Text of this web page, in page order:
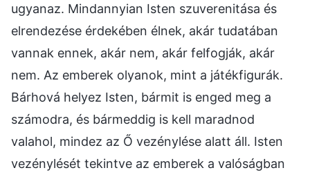
ugyanaz. Mindannyian Isten szuverenitása és
elrendezése érdekében élnek, akár tudatában
vannak ennek, akár nem, akár felfogják, akár
nem. Az emberek olyanok, mint a játékfigurák.
Bárhová helyez Isten, bármit is enged meg a
számodra, és bármeddig is kell maradnod
valahol, mindez az Ő vezénylése alatt áll. Isten
vezénylését tekintve az emberek a valóságban